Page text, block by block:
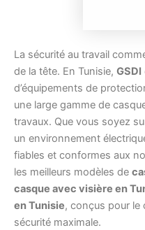
La sécurité au travail
de la tête. En Tunisie, GSDI
d’équipements de
une large gamme de
travaux. Que vous soyez
un environnement
fiables et conformes aux
les meilleurs modèles de
casque avec visière en
en Tunisie, conçus pour le
sécurité maximale.